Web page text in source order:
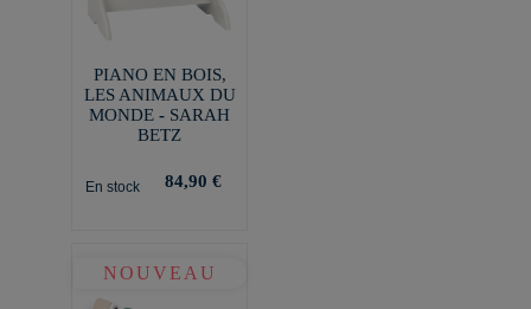
PIANO EN BOIS,
LES ANIMAUX DU
MONDE - SARAH
BETZ
En stock 84,90 €
NOUVEAU